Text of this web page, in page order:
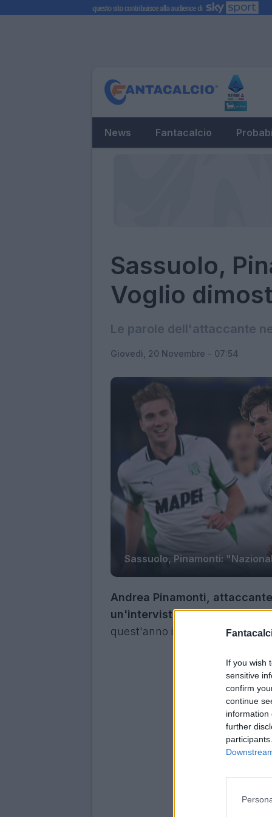
If you wish
sensitive
confirm
continue
information
further
News Fantacalcio
Sassuolo,
Voglio
Le parole dell'attaccante
Giovedì, 20 Novembre - 07:54
Sassuolo, Pinamonti:
Andrea Pinamonti,
un'intervistaconcessa a
quest'anno in neroverde.